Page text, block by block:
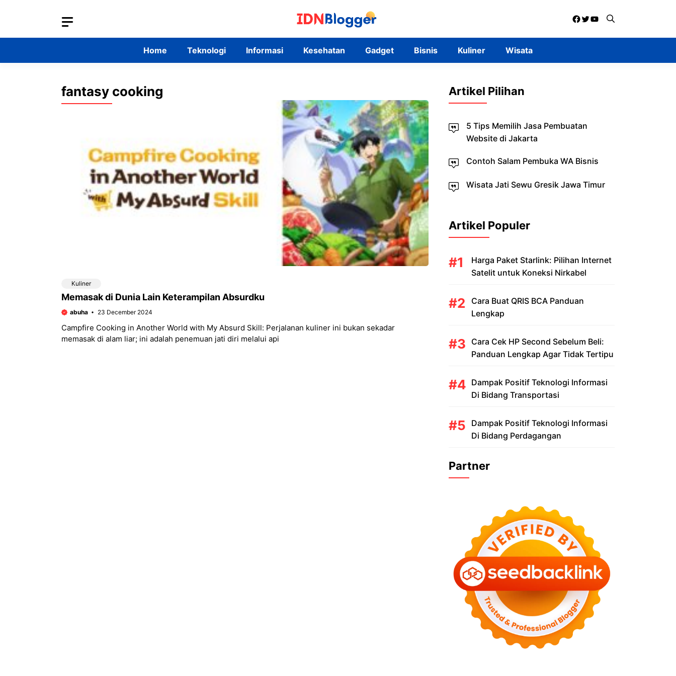
Facebook
Twitter
YouTube
Home Teknologi Informasi Kesehatan Gadget Bisnis Kuliner Wisata
fantasy cooking
Kuliner
Memasak di Dunia Lain Keterampilan Absurdku
abuha 23 December 2024
Campfire Cooking in Another World with My Absurd Skill: Perjalanan kuliner ini bukan sekadar
memasak di alam liar; ini adalah penemuan jati diri melalui api
Artikel Pilihan
5 Tips Memilih Jasa Pembuatan
Website di Jakarta
Contoh Salam Pembuka WA Bisnis
Wisata Jati Sewu Gresik Jawa Timur
Artikel Populer
Harga Paket Starlink: Pilihan Internet
Satelit untuk Koneksi Nirkabel
Cara Buat QRIS BCA Panduan
Lengkap
Cara Cek HP Second Sebelum Beli:
Panduan Lengkap Agar Tidak Tertipu
Dampak Positif Teknologi Informasi
Di Bidang Transportasi
Dampak Positif Teknologi Informasi
Di Bidang Perdagangan
Partner